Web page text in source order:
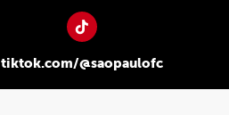
tiktok.com/@saopaulofc